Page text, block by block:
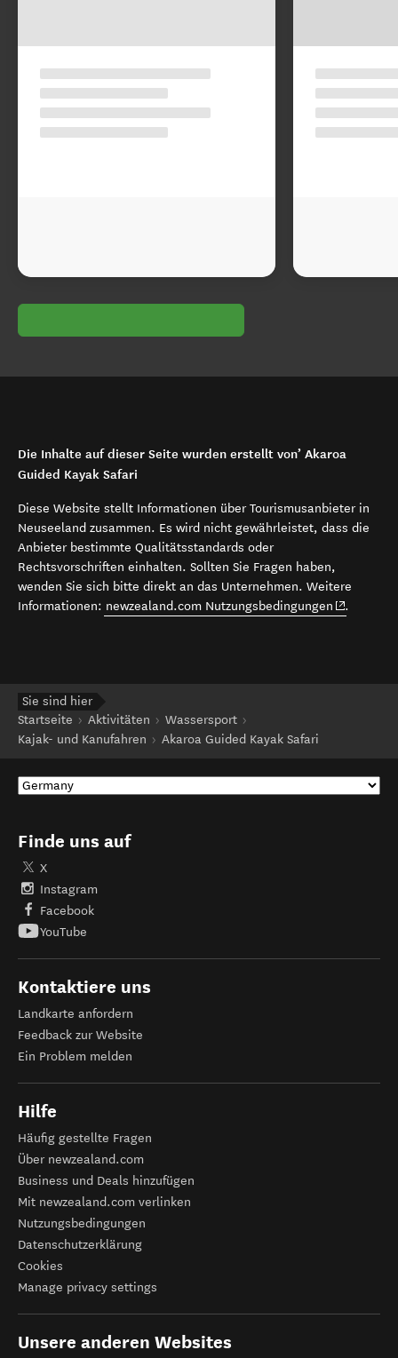
Die Inhalte auf dieser Seite wurden erstellt von’ Akaroa
Guided Kayak Safari
Diese Website stellt Informationen über Tourismusanbieter in
Neuseeland zusammen. Es wird nicht gewährleistet, dass die
Anbieter bestimmte Qualitätsstandards oder
Rechtsvorschriften einhalten. Sollten Sie Fragen haben,
wenden Sie sich bitte direkt an das Unternehmen. Weitere
Informationen: newzealand.com Nutzungsbedingungen (opens in
.
Sie sind hier
Startseite
Aktivitäten
Wassersport
Kajak- und Kanufahren
Akaroa Guided Kayak Safari
Finde uns auf
X
Instagram
Facebook
YouTube
Kontaktiere uns
Landkarte anfordern
Feedback zur Website
Ein Problem melden
Hilfe
Häufig gestellte Fragen
Über newzealand.com
Business und Deals hinzufügen
Mit newzealand.com verlinken
Nutzungsbedingungen
Datenschutzerklärung
Cookies
Manage privacy settings
Unsere anderen Websites